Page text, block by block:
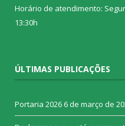
Horário de atendimento:
13:30h
ÚLTIMAS PUBLICAÇÕES
Portaria 2026 6 de março de